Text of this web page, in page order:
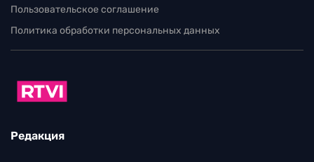
Пользовательское соглашение
Политика обработки персональных данных
Редакция